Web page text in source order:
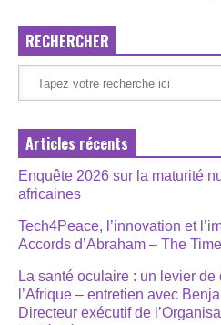
RECHERCHER
Articles récents
Enquête 2026 sur la maturité
africaines
Tech4Peace, l’innovation et
Accords d’Abraham – The
La santé oculaire : un levier
l’Afrique – entretien avec
Directeur exécutif de